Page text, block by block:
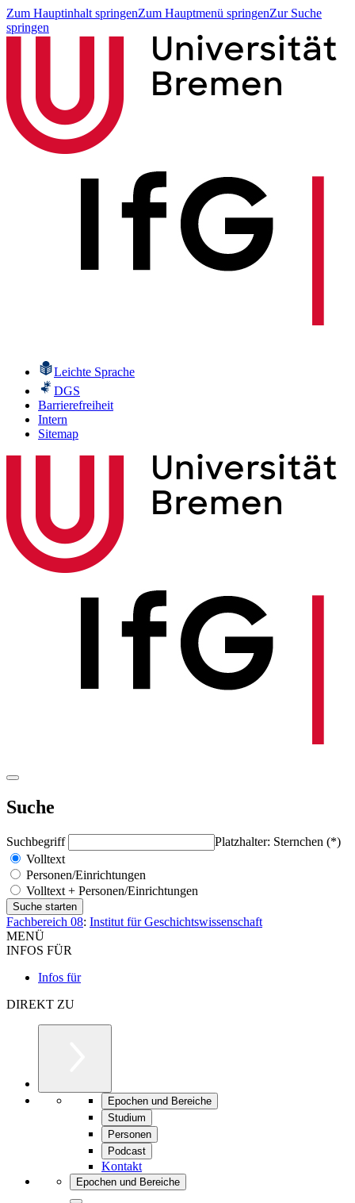
Zum Hauptinhalt springenZum Hauptmenü springenZur Suche
springen
Leichte Sprache
DGS
Barrierefreiheit
Intern
Sitemap
Suche
Suchbegriff
Platzhalter: Sternchen (*)
Volltext
Personen/Einrichtungen
Volltext + Personen/Einrichtungen
Fachbereich 08: Institut für Geschichtswissenschaft
MENÜ
INFOS FÜR
Infos für
DIREKT ZU
Epochen und Bereiche
Studium
Personen
Podcast
Kontakt
Epochen und Bereiche